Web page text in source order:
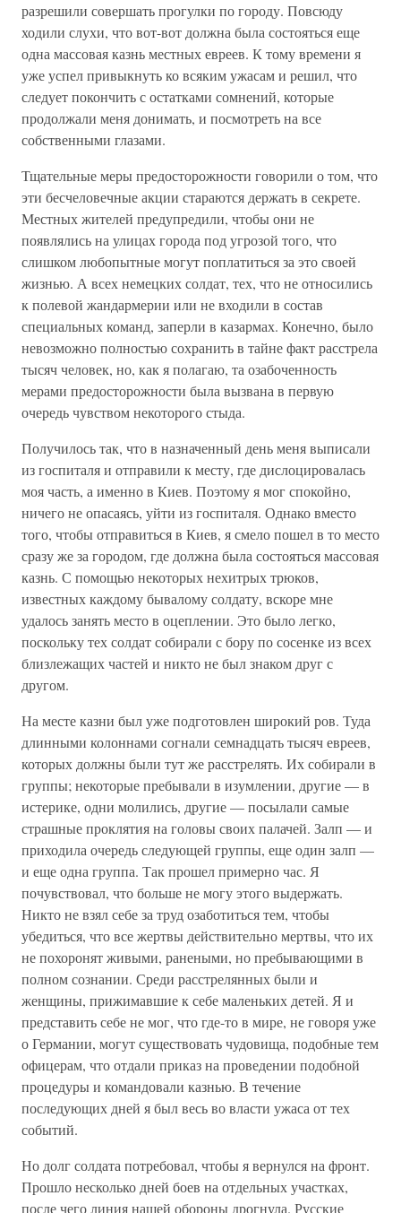
разрешили совершать прогулки по городу. Повсюду
ходили слухи, что вот-вот должна была состояться еще
одна массовая казнь местных евреев. К тому времени я
уже успел привыкнуть ко всяким ужасам и решил, что
следует покончить с остатками сомнений, которые
продолжали меня донимать, и посмотреть на все
собственными глазами.
Тщательные меры предосторожности говорили о том, что
эти бесчеловечные акции стараются держать в секрете.
Местных жителей предупредили, чтобы они не
появлялись на улицах города под угрозой того, что
слишком любопытные могут поплатиться за это своей
жизнью. А всех немецких солдат, тех, что не относились
к полевой жандармерии или не входили в состав
специальных команд, заперли в казармах. Конечно, было
невозможно полностью сохранить в тайне факт расстрела
тысяч человек, но, как я полагаю, та озабоченность
мерами предосторожности была вызвана в первую
очередь чувством некоторого стыда.
Получилось так, что в назначенный день меня выписали
из госпиталя и отправили к месту, где дислоцировалась
моя часть, а именно в Киев. Поэтому я мог спокойно,
ничего не опасаясь, уйти из госпиталя. Однако вместо
того, чтобы отправиться в Киев, я смело пошел в то место
сразу же за городом, где должна была состояться массовая
казнь. С помощью некоторых нехитрых трюков,
известных каждому бывалому солдату, вскоре мне
удалось занять место в оцеплении. Это было легко,
поскольку тех солдат собирали с бору по сосенке из всех
близлежащих частей и никто не был знаком друг с
другом.
На месте казни был уже подготовлен широкий ров. Туда
длинными колоннами согнали семнадцать тысяч евреев,
которых должны были тут же расстрелять. Их собирали в
группы; некоторые пребывали в изумлении, другие — в
истерике, одни молились, другие — посылали самые
страшные проклятия на головы своих палачей. Залп — и
приходила очередь следующей группы, еще один залп —
и еще одна группа. Так прошел примерно час. Я
почувствовал, что больше не могу этого выдержать.
Никто не взял себе за труд озаботиться тем, чтобы
убедиться, что все жертвы действительно мертвы, что их
не похоронят живыми, ранеными, но пребывающими в
полном сознании. Среди расстрелянных были и
женщины, прижимавшие к себе маленьких детей. Я и
представить себе не мог, что где-то в мире, не говоря уже
о Германии, могут существовать чудовища, подобные тем
офицерам, что отдали приказ на проведении подобной
процедуры и командовали казнью. В течение
последующих дней я был весь во власти ужаса от тех
событий.
Но долг солдата потребовал, чтобы я вернулся на фронт.
Прошло несколько дней боев на отдельных участках,
после чего линия нашей обороны дрогнула. Русские